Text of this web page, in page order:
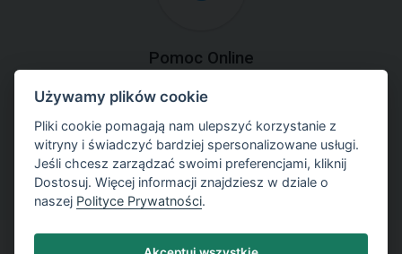
Pomoc Online
Skorzystaj online z kontekstowego podręcznika
użytkownika do programów GEO5.
Używamy plików cookie
Pliki cookie pomagają nam ulepszyć korzystanie z
witryny i świadczyć bardziej spersonalizowane usługi.
Jeśli chcesz zarządzać swoimi preferencjami, kliknij
Dostosuj. Więcej informacji znajdziesz w dziale o
naszej Polityce Prywatności.